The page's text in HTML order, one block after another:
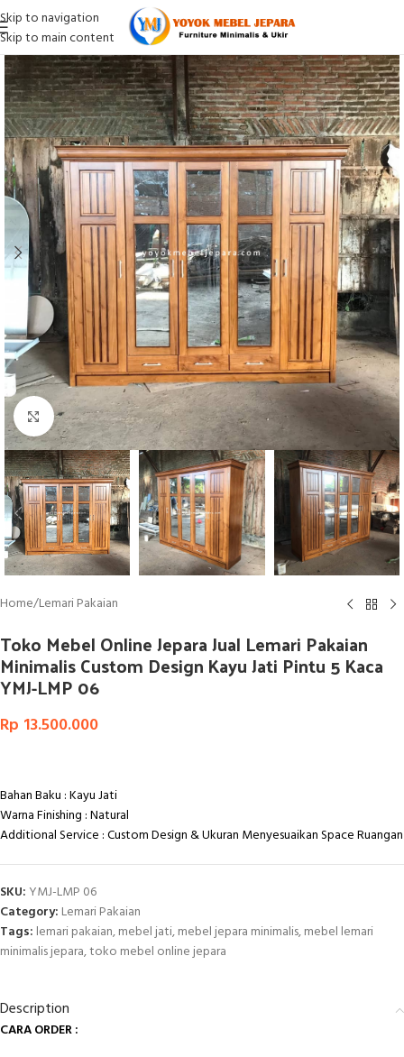
Skip to navigation
Skip to main content
Click to enlarge
Home/Lemari Pakaian
Toko Mebel Online Jepara Jual Lemari Pakaian
Minimalis Custom Design Kayu Jati Pintu 5 Kaca
YMJ-LMP 06
Rp 13.500.000
Bahan Baku : Kayu Jati
Warna Finishing : Natural
Additional Service : Custom Design & Ukuran Menyesuaikan Space Ruangan
SKU: YMJ-LMP 06
Category: Lemari Pakaian
Tags: lemari pakaian,mebel jati,mebel jepara minimalis,mebel lemari
minimalis jepara,toko mebel online jepara
Description
CARA ORDER :